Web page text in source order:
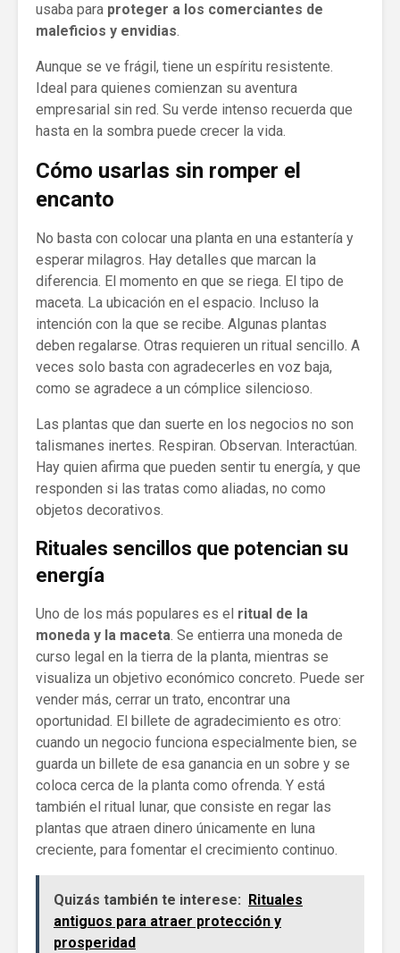
usaba para proteger a los comerciantes de
maleficios y envidias.
Aunque se ve frágil, tiene un espíritu resistente.
Ideal para quienes comienzan su aventura
empresarial sin red. Su verde intenso recuerda que
hasta en la sombra puede crecer la vida.
Cómo usarlas sin romper el
encanto
No basta con colocar una planta en una estantería y
esperar milagros. Hay detalles que marcan la
diferencia. El momento en que se riega. El tipo de
maceta. La ubicación en el espacio. Incluso la
intención con la que se recibe. Algunas plantas
deben regalarse. Otras requieren un ritual sencillo. A
veces solo basta con agradecerles en voz baja,
como se agradece a un cómplice silencioso.
Las plantas que dan suerte en los negocios no son
talismanes inertes. Respiran. Observan. Interactúan.
Hay quien afirma que pueden sentir tu energía, y que
responden si las tratas como aliadas, no como
objetos decorativos.
Rituales sencillos que potencian su
energía
Uno de los más populares es el ritual de la
moneda y la maceta. Se entierra una moneda de
curso legal en la tierra de la planta, mientras se
visualiza un objetivo económico concreto. Puede ser
vender más, cerrar un trato, encontrar una
oportunidad. El billete de agradecimiento es otro:
cuando un negocio funciona especialmente bien, se
guarda un billete de esa ganancia en un sobre y se
coloca cerca de la planta como ofrenda. Y está
también el ritual lunar, que consiste en regar las
plantas que atraen dinero únicamente en luna
creciente, para fomentar el crecimiento continuo.
Quizás también te interese: Rituales
antiguos para atraer protección y
prosperidad